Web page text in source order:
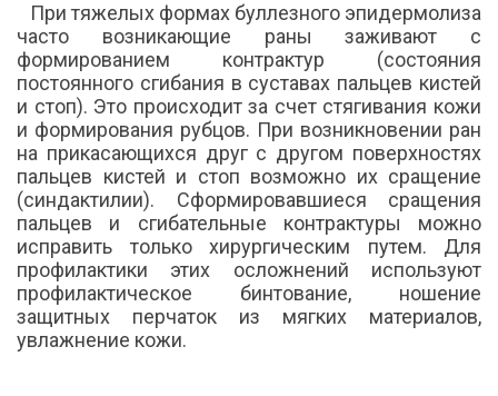
При тяжелых формах буллезного эпидермолиза
часто возникающие раны заживают с
формированием контрактур (состояния
постоянного сгибания в суставах пальцев кистей
и стоп). Это происходит за счет стягивания кожи
и формирования рубцов. При возникновении ран
на прикасающихся друг с другом поверхностях
пальцев кистей и стоп возможно их сращение
(синдактилии). Сформировавшиеся сращения
пальцев и сгибательные контрактуры можно
исправить только хирургическим путем. Для
профилактики этих осложнений используют
профилактическое бинтование, ношение
защитных перчаток из мягких материалов,
увлажнение кожи.